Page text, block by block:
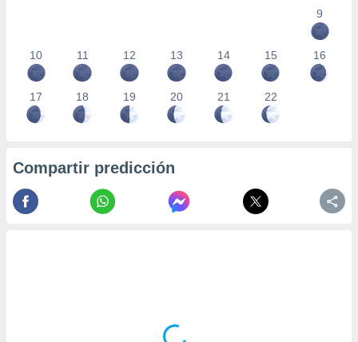
9
10 11 12 13 14 15 16
17 18 19 20 21 22
Compartir predicción